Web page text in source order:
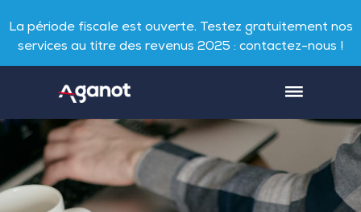
La période fiscale est ouverte. Testez gratuitement nos
services au titre des revenus 2025 : contactez-nous !